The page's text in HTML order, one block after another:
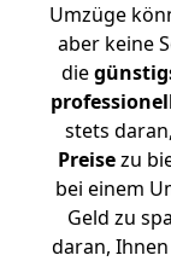
Umzüge
aber keine
die
stets
Preisezu
bei einem
Geld zu
daran,